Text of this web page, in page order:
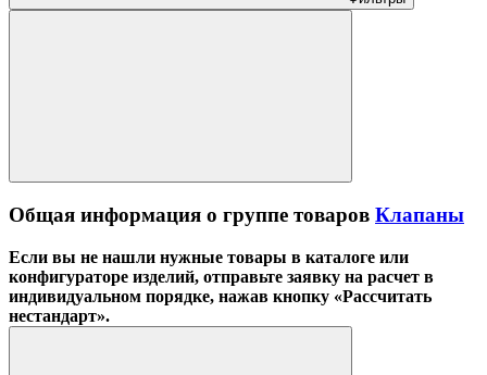
Общая информация о группе товаров Клапаны
Если вы не нашли нужные товары в каталоге или
конфигураторе изделий, отправьте заявку на расчет в
индивидуальном порядке, нажав кнопку «Рассчитать
нестандарт».